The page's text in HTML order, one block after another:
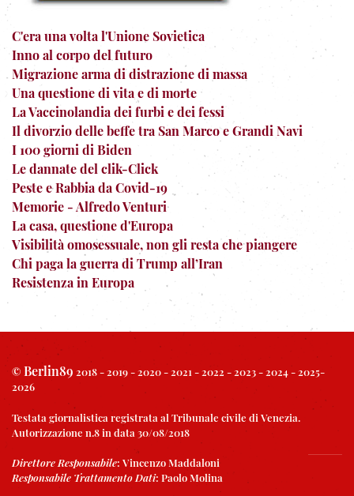
C'era una volta l'Unione Sovietica
Inno al corpo del futuro
Migrazione arma di distrazione di massa
Una questione di vita e di morte
La Vaccinolandia dei furbi e dei fessi
Il divorzio delle beffe tra San Marco e Grandi Navi
I 100 giorni di Biden
Le dannate del clik-Click
Peste e Rabbia da Covid-19
Memorie - Alfredo Venturi
La casa, questione d'Europa
Visibilità omosessuale, non gli resta che piangere
Chi paga la guerra di Trump all’Iran
Resistenza in Europa
© Berlin89 2018 - 2019 - 2020 - 2021 - 2022 - 2023 - 2024 - 2025-
2026
Testata giornalistica registrata al Tribunale civile di Venezia.
Autorizzazione n.8 in data 30/08/2018
Direttore Responsabile: Vincenzo Maddaloni
Responsabile Trattamento Dati: Paolo Molina